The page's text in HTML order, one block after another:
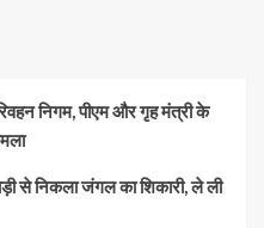
निगम, पीएम और गृह मंत्री के
से निकला जंगल का शिकारी, ले ली